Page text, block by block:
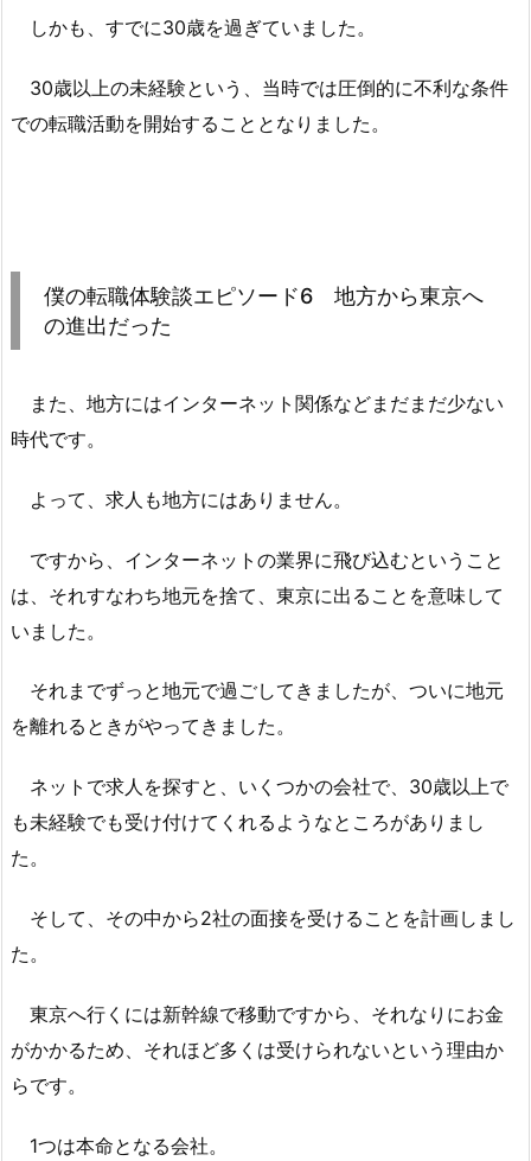
しかも、すでに30歳を過ぎていました。
30歳以上の未経験という、当時では圧倒的に不利な条件
での転職活動を開始することとなりました。
僕の転職体験談エピソード6 地方から東京へ
の進出だった
また、地方にはインターネット関係などまだまだ少ない
時代です。
よって、求人も地方にはありません。
ですから、インターネットの業界に飛び込むということ
は、それすなわち地元を捨て、東京に出ることを意味して
いました。
それまでずっと地元で過ごしてきましたが、ついに地元
を離れるときがやってきました。
ネットで求人を探すと、いくつかの会社で、30歳以上で
も未経験でも受け付けてくれるようなところがありまし
た。
そして、その中から2社の面接を受けることを計画しまし
た。
東京へ行くには新幹線で移動ですから、それなりにお金
がかかるため、それほど多くは受けられないという理由か
らです。
1つは本命となる会社。